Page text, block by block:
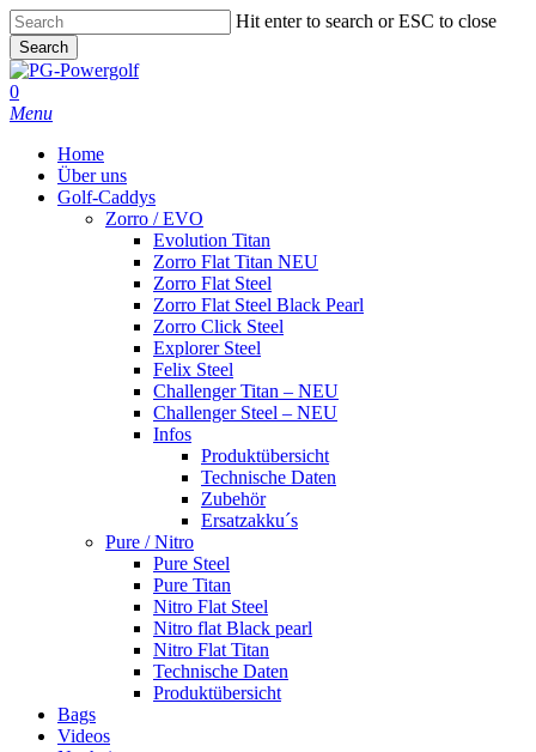
Skip
to
main
content
Hit enter to search or ESC to close
Search
Close
Search
0
Menu
Home
Über uns
Golf-Caddys
Zorro / EVO
Evolution Titan
Zorro Flat Titan NEU
Zorro Flat Steel
Zorro Flat Steel Black Pearl
Zorro Click Steel
Explorer Steel
Felix Steel
Challenger Titan – NEU
Challenger Steel – NEU
Infos
Produktübersicht
Technische Daten
Zubehör
Ersatzakku´s
Pure / Nitro
Pure Steel
Pure Titan
Nitro Flat Steel
Nitro flat Black pearl
Nitro Flat Titan
Technische Daten
Produktübersicht
Bags
Videos